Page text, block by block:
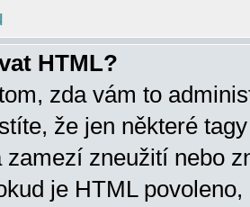
HTML?
zda vám to
že jen některé
zamezí zneužití nebo
je HTML